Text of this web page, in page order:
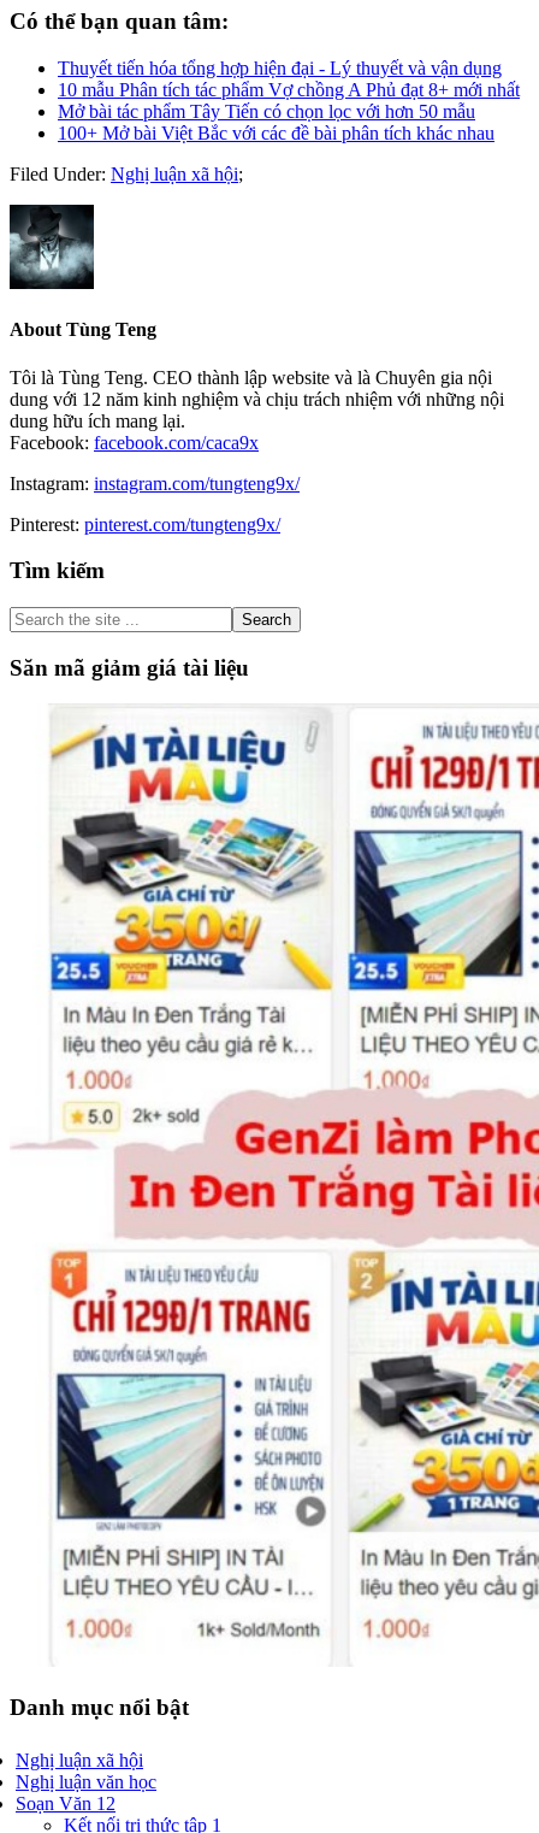
Có thể bạn quan tâm:
Thuyết tiến hóa tổng hợp hiện đại - Lý thuyết và vận dụng
10 mẫu Phân tích tác phẩm Vợ chồng A Phủ đạt 8+ mới nhất
Mở bài tác phẩm Tây Tiến có chọn lọc với hơn 50 mẫu
100+ Mở bài Việt Bắc với các đề bài phân tích khác nhau
Filed Under: Nghị luận xã hội;
About Tùng Teng
Tôi là Tùng Teng. CEO thành lập website và là Chuyên gia nội
dung với 12 năm kinh nghiệm và chịu trách nhiệm với những nội
dung hữu ích mang lại.
Facebook: facebook.com/caca9x
Instagram: instagram.com/tungteng9x/
Pinterest: pinterest.com/tungteng9x/
Primary
Sidebar
Tìm kiếm
Search
the
site
...
Săn mã giảm giá tài liệu
Danh mục nổi bật
Nghị luận xã hội
Nghị luận văn học
Soạn Văn 12
Kết nối tri thức tập 1